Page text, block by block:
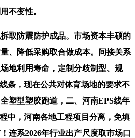
不变性。
防震防护成品。市场资本丰硕的
、降低采购取合做成本。间接关系
地利用寿命，定制分歧制型、规
条，现在公共对体育场地的要求不
塑型塑胶跑道，二、河南EPS线年
中，河南各地工程项目分离，免填
连系2026年行业出产尺度取市场口